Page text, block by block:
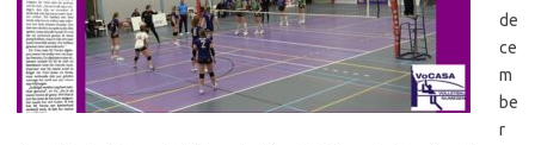
de
ce
m
be
r